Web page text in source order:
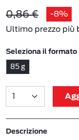
0,86 € -8%
Ultimo prezzo più
Seleziona il formato
85 g
Descrizione